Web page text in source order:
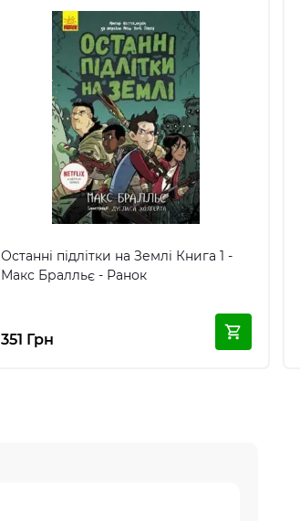
Останні підлітки на Землі Книга 1 -
Макс Бралльє - Ранок
351 Грн